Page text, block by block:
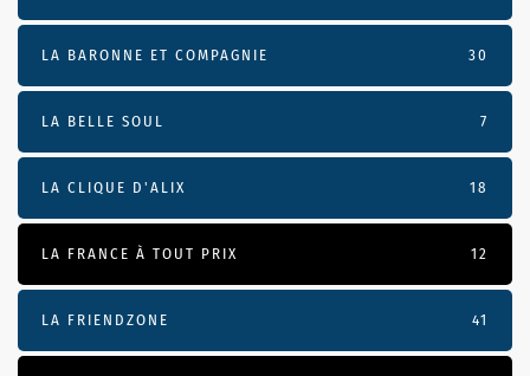
LA BARONNE ET COMPAGNIE 30
LA BELLE SOUL 7
LA CLIQUE D'ALIX 18
LA FRANCE À TOUT PRIX 12
LA FRIENDZONE 41